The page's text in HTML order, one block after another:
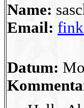
Name:
Email:
Datum: